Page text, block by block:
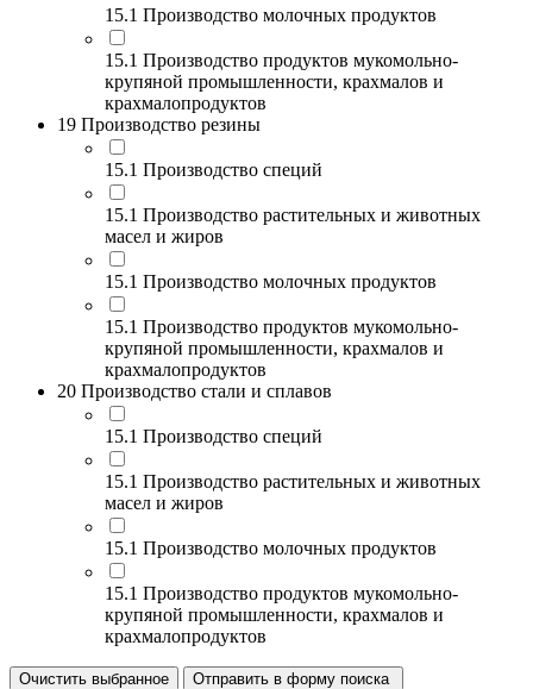
15.1 Производство молочных продуктов
15.1 Производство продуктов мукомольно-
крупяной промышленности, крахмалов и
крахмалопродуктов
19 Производство резины
15.1 Производство специй
15.1 Производство растительных и животных
масел и жиров
15.1 Производство молочных продуктов
15.1 Производство продуктов мукомольно-
крупяной промышленности, крахмалов и
крахмалопродуктов
20 Производство стали и сплавов
15.1 Производство специй
15.1 Производство растительных и животных
масел и жиров
15.1 Производство молочных продуктов
15.1 Производство продуктов мукомольно-
крупяной промышленности, крахмалов и
крахмалопродуктов